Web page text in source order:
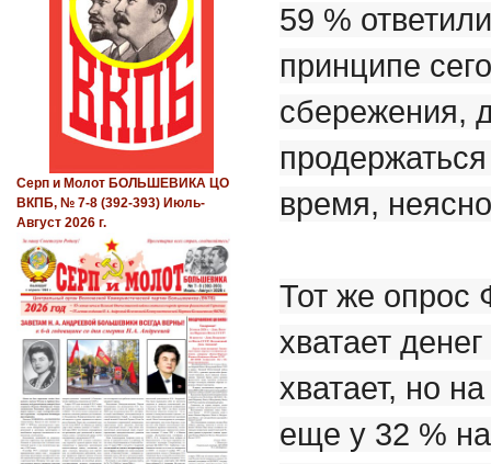
59 %
принципе
сбережения,
время,
Тот же опрос
хватает
хватает, но
еще у 32 % на
Серп и Молот БОЛЬШЕВИКА ЦО
ВКПБ, № 7-8 (392-393) Июль-
Август 2026 г.